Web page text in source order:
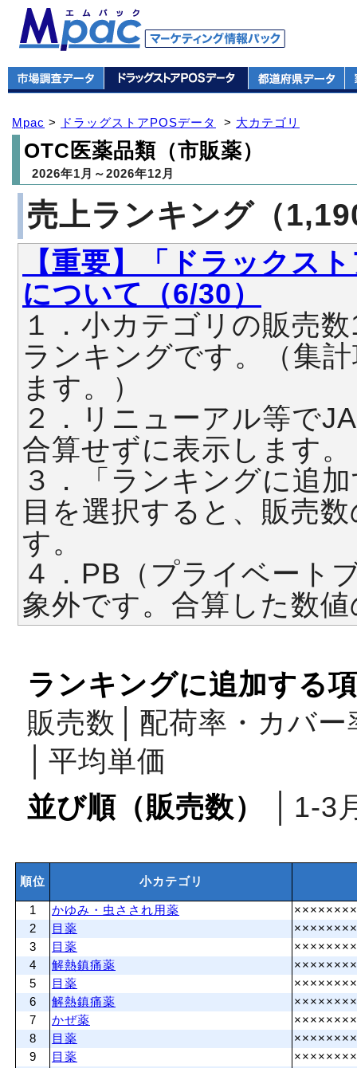
Mpac > ドラッグストアPOSデータ > 大カテゴリ
OTC医薬品類（市販薬）
2026年1月～2026年12月
売上ランキング（
【重要】「ドラックス
について（6/30）
１．小カテゴリの販売
ランキングです。（集
ます。）
２．リニューアル等で
合算せずに表示します。
３．「ランキングに追
目を選択すると、販売
す。
４．PB（プライベート
象外です。合算した数
ランキングに追加する
販売数
配荷率・カバー
平均単価
並び順（販売数）
1‐3
順位 小カテゴリ
1 かゆみ・虫さされ用薬
2
目薬
3
目薬
4
解熱鎮痛薬
5
目薬
6
解熱鎮痛薬
7
かぜ薬
8
目薬
9
目薬